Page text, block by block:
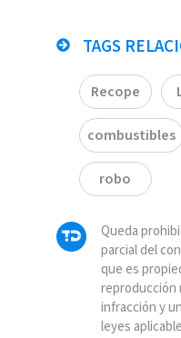
TAGS
Recope
combustibles
robo
Queda
parcial del
que es
reproducción
infracción y
leyes